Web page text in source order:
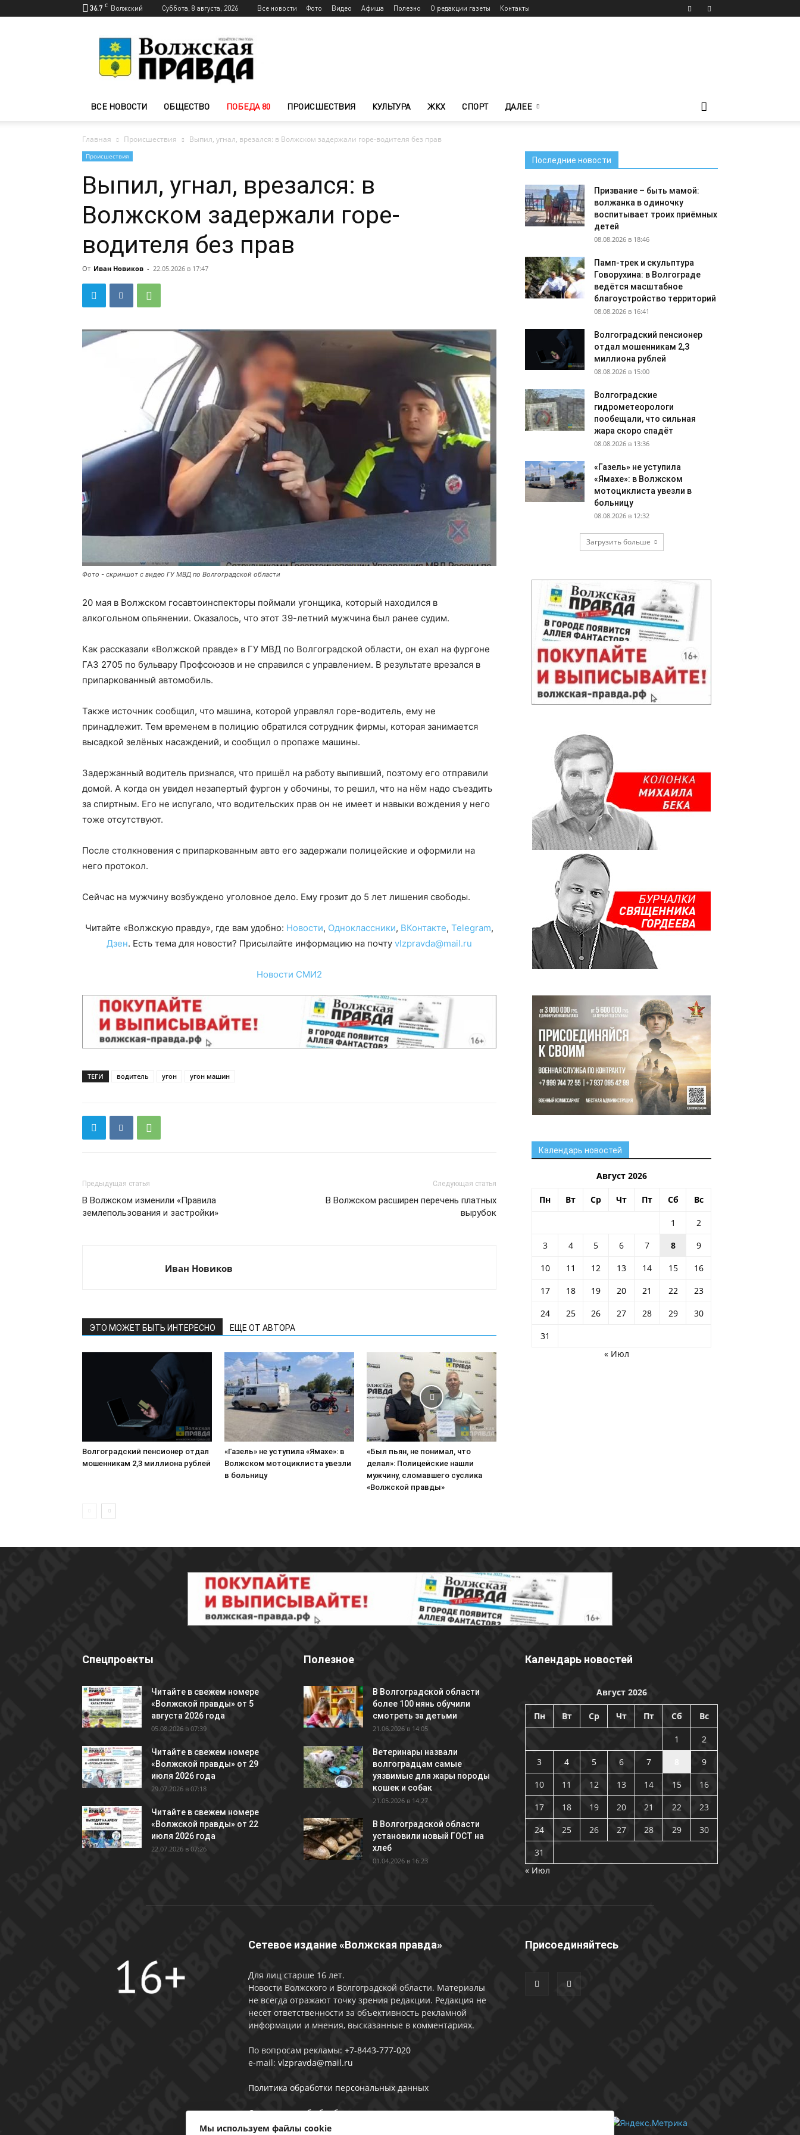
36.7 C Волжский Суббота, 8 августа, 2026 Все новости Фото Видео Афиша Полезно О редакции газеты Контакты
Волжского
—
Волжская
ВСЕ НОВОСТИ ОБЩЕСТВО ПОБЕДА 80 ПРОИСШЕСТВИЯ КУЛЬТУРА ЖКХ СПОРТ ДАЛЕЕ
Главная Происшествия Выпил, угнал, врезался: в Волжском задержали горе-водителя без прав
Происшествия
Выпил, угнал, врезался: в
Волжском задержали горе-
водителя без прав
От Иван Новиков - 22.05.2026 в 17:47
Фото - скриншот с видео ГУ МВД по Волгоградской области
20 мая в Волжском госавтоинспекторы поймали угонщика, который находился в
алкогольном опьянении. Оказалось, что этот 39-летний мужчина был ранее судим.
Как рассказали «Волжской правде» в ГУ МВД по Волгоградской области, он ехал на фургоне
ГАЗ 2705 по бульвару Профсоюзов и не справился с управлением. В результате врезался в
припаркованный автомобиль.
Также источник сообщил, что машина, которой управлял горе-водитель, ему не
принадлежит. Тем временем в полицию обратился сотрудник фирмы, которая занимается
высадкой зелёных насаждений, и сообщил о пропаже машины.
Задержанный водитель признался, что пришёл на работу выпивший, поэтому его отправили
домой. А когда он увидел незапертый фургон у обочины, то решил, что на нём надо съездить
за спиртным. Его не испугало, что водительских прав он не имеет и навыки вождения у него
тоже отсутствуют.
После столкновения с припаркованным авто его задержали полицейские и оформили на
него протокол.
Сейчас на мужчину возбуждено уголовное дело. Ему грозит до 5 лет лишения свободы.
Читайте «Волжскую правду», где вам удобно: Новости, Одноклассники, ВКонтакте, Telegram,
Дзен. Есть тема для новости? Присылайте информацию на почту vlzpravda@mail.ru
Новости СМИ2
ТЕГИ водитель угон угон машин
Предыдущая статья
В Волжском изменили «Правила
землепользования и застройки»
Следующая статья
В Волжском расширен перечень платных
вырубок
Иван Новиков
ЭТО МОЖЕТ БЫТЬ ИНТЕРЕСНО ЕЩЕ ОТ АВТОРА
Волгоградский пенсионер отдал
мошенникам 2,3 миллиона рублей
«Газель» не уступила «Ямахе»: в
Волжском мотоциклиста увезли
в больницу
«Был пьян, не понимал, что
делал»: Полицейские нашли
мужчину, сломавшего суслика
«Волжской правды»
Последние новости
Призвание – быть мамой:
волжанка в одиночку
воспитывает троих приёмных
детей
08.08.2026 в 18:46
Памп-трек и скульптура
Говорухина: в Волгограде
ведётся масштабное
благоустройство территорий
08.08.2026 в 16:41
Волгоградский пенсионер
отдал мошенникам 2,3
миллиона рублей
08.08.2026 в 15:00
Волгоградские
гидрометеорологи
пообещали, что сильная
жара скоро спадёт
08.08.2026 в 13:36
«Газель» не уступила
«Ямахе»: в Волжском
мотоциклиста увезли в
больницу
08.08.2026 в 12:32
Загрузить больше
Календарь новостей
Август 2026
Пн Вт Ср Чт Пт Сб Вс
1
2
3
4 5 6 7 8
9
10
11 12 13 14 15
16
17
18 19 20 21 22
23
24
25 26 27 28 29
30
31
« Июл
Спецпроекты
Читайте в свежем номере
«Волжской правды» от 5
августа 2026 года
05.08.2026 в 07:39
Читайте в свежем номере
«Волжской правды» от 29
июля 2026 года
29.07.2026 в 07:18
Читайте в свежем номере
«Волжской правды» от 22
июля 2026 года
22.07.2026 в 07:26
Полезное
В Волгоградской области
более 100 нянь обучили
смотреть за детьми
21.06.2026 в 14:05
Ветеринары назвали
волгоградцам самые
уязвимые для жары породы
кошек и собак
21.05.2026 в 14:27
В Волгоградской области
установили новый ГОСТ на
хлеб
01.04.2026 в 16:23
Календарь новостей
Август 2026
Пн Вт Ср Чт Пт Сб Вс
1
2
3
4 5 6 7
9
10
11 12 13 14 15
16
17
18 19 20 21 22
23
24
25 26 27 28 29
30
31
« Июл
Сетевое издание «Волжская правда»
Для лиц старше 16 лет.
Новости Волжского и Волгоградской области. Материалы
не всегда отражают точку зрения редакции. Редакция не
несет ответственности за объективность рекламной
информации и мнения, высказанные в комментариях.
По вопросам рекламы: +7-8443-777-020
e-mail: vlzpravda@mail.ru
Политика обработки персональных данных
Соглашении об обработке персональных данных
Присоединяйтесь
Мы используем файлы cookie